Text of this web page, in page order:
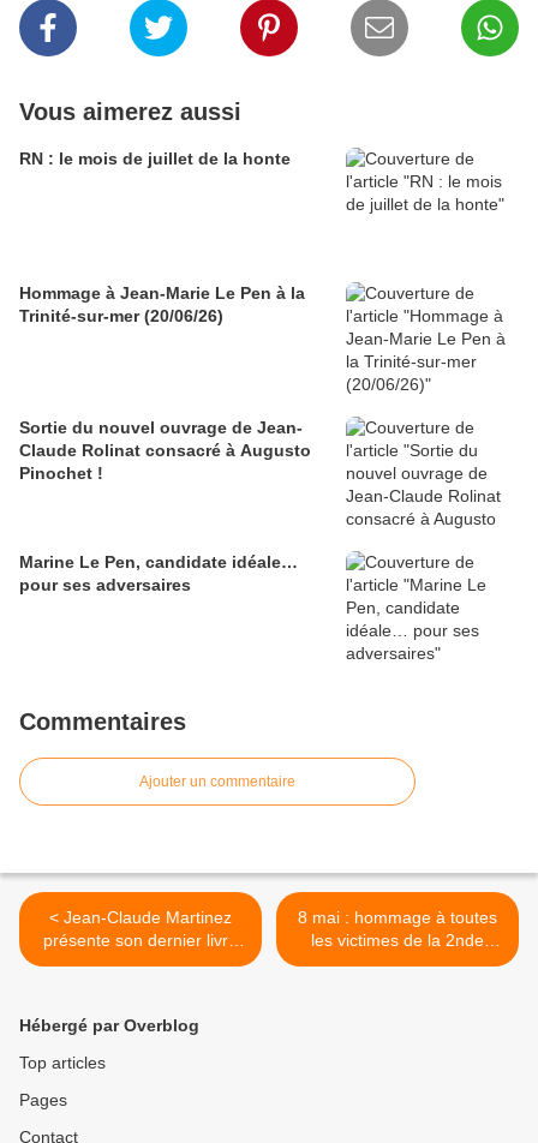
Vous aimerez aussi
RN : le mois de juillet de la honte
Hommage à Jean-Marie Le Pen à la
Trinité-sur-mer (20/06/26)
Sortie du nouvel ouvrage de Jean-
Claude Rolinat consacré à Augusto
Pinochet !
Marine Le Pen, candidate idéale…
pour ses adversaires
Commentaires
Ajouter un commentaire
< Jean-Claude Martinez
présente son dernier livre
sur l'euthanasie
8 mai : hommage à toutes
les victimes de la 2nde
Guerre mondiale >
Hébergé par Overblog
Top articles
Pages
Contact